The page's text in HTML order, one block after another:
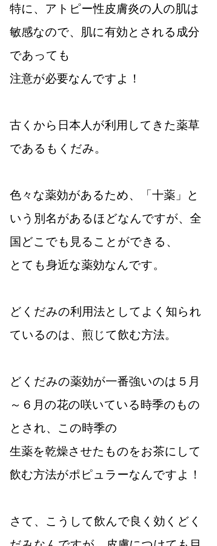
特に、アトピー性皮膚炎の人の肌は
敏感なので、肌に有効とされる成分
であっても
注意が必要なんですよ！
古くから日本人が利用してきた薬草
であるもくだみ。
色々な薬効があるため、「十薬」と
いう別名があるほどなんですが、全
国どこでも見ることができる、
とても身近な薬効なんです。
どくだみの利用法としてよく知られ
ているのは、煎じて飲む方法。
どくだみの薬効が一番強いのは５月
～６月の花の咲いている時季のもの
とされ、この時季の
生薬を乾燥させたものをお茶にして
飲む方法がポピュラーなんですよ！
さて、こうして飲んで良く効くどく